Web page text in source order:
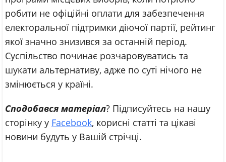
робити не офіційні оплати для забезпечення
електоральної підтримки діючої партії, рейтинг
якої значно знизився за останній період.
Суспільство починає розчаровуватись та
шукати альтернативу, адже по суті нічого не
змінюється у країні.
Сподобався матеріал? Підписуйтесь на нашу
сторінку у Facebook, корисні статті та цікаві
новини будуть у Вашій стрічці.